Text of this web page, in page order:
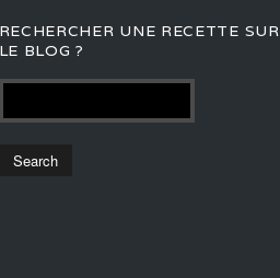
RECHERCHER UNE RECETTE SUR
LE BLOG ?